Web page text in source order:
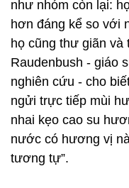
như nhóm còn lại:
hơn đáng kể so với
họ cũng thư giãn và
Raudenbush - giáo
nghiên cứu - cho
ngửi trực tiếp mùi
nhai kẹo cao su
nước có hương vị
tương tự”.